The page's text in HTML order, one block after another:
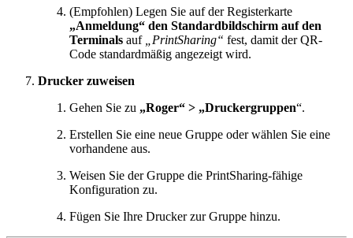
(Empfohlen) Legen Sie auf der Registerkarte
„Anmeldung“ den Standardbildschirm auf den
Terminals auf „PrintSharing“ fest, damit der QR-
Code standardmäßig angezeigt wird.
Drucker zuweisen
Gehen Sie zu „Roger“ > „Druckergruppen“.
Erstellen Sie eine neue Gruppe oder wählen Sie eine
vorhandene aus.
Weisen Sie der Gruppe die PrintSharing-fähige
Konfiguration zu.
Fügen Sie Ihre Drucker zur Gruppe hinzu.